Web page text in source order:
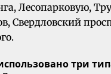
Лесопарковую,
Свердловский
три